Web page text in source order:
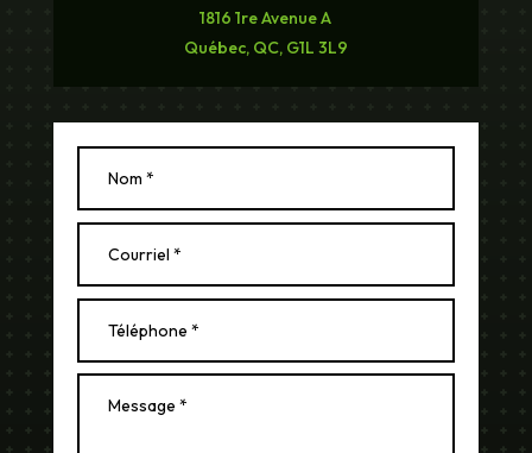
1816 1re Avenue A
Québec, QC, G1L 3L9